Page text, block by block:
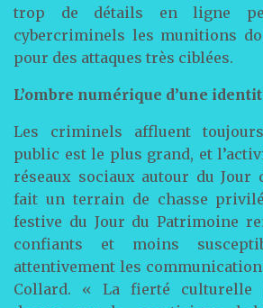
trop de détails en ligne
cybercriminels les munitions
pour des attaques très ciblées.
L’ombre numérique d’une
Les criminels affluent
public est le plus grand, et
réseaux sociaux autour du Jour
fait un terrain de chasse
festive du Jour du Patrimoine
confiants et moins
attentivement les
Collard. « La fierté culturelle